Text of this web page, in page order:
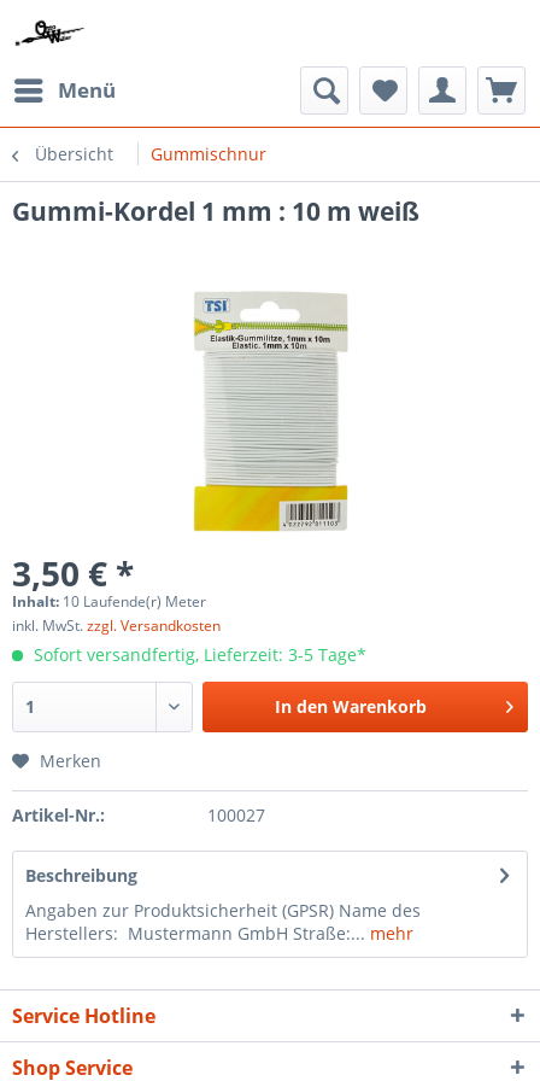
Menü
Übersicht Gummischnur
Gummi-Kordel 1 mm : 10 m weiß
3,50 € *
Inhalt: 10 Laufende(r) Meter
inkl. MwSt.zzgl. Versandkosten
Sofort versandfertig, Lieferzeit: 3-5 Tage*
In den Warenkorb
Merken
Artikel-Nr.: 100027
Beschreibung
Angaben zur Produktsicherheit (GPSR) Name des
Herstellers: Mustermann GmbH Straße:... mehr
Service Hotline
Shop Service